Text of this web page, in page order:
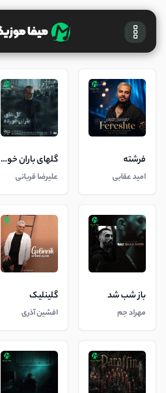
فرشته
امید عقابی
گلهای باران خورده
علیرضا قربانی
باز شب شد
مهراد جم
گلینلیک
افشین آذری